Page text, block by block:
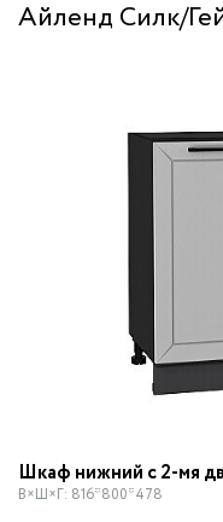
Айленд Силк/
Шкаф нижний с 2-мя
В×Ш×Г: 816*800*478